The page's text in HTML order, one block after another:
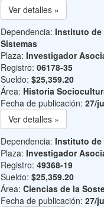
Ver detalles »
Dependencia: Instituto de
Sistemas
Plaza: Investigador
Registro: 06178-35
Sueldo: $25,359.20
Área: Historia
Fecha de publicación: 27/
Ver detalles »
Dependencia: Instituto de
Plaza: Investigador
Registro: 49368-19
Sueldo: $25,359.20
Área: Ciencias de la
Fecha de publicación: 27/